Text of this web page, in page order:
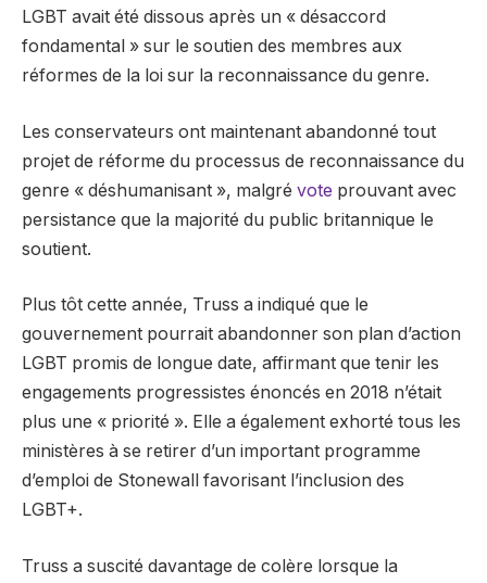
LGBT avait été dissous après un « désaccord
fondamental » sur le soutien des membres aux
réformes de la loi sur la reconnaissance du genre.
Les conservateurs ont maintenant abandonné tout
projet de réforme du processus de reconnaissance du
genre « déshumanisant », malgré vote prouvant avec
persistance que la majorité du public britannique le
soutient.
Plus tôt cette année, Truss a indiqué que le
gouvernement pourrait abandonner son plan d’action
LGBT promis de longue date, affirmant que tenir les
engagements progressistes énoncés en 2018 n’était
plus une « priorité ». Elle a également exhorté tous les
ministères à se retirer d’un important programme
d’emploi de Stonewall favorisant l’inclusion des
LGBT+.
Truss a suscité davantage de colère lorsque la